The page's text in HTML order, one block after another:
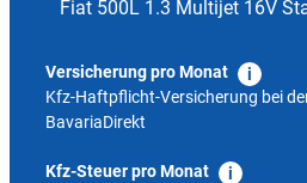
Fiat 500L 1.3 Multijet 16V
Versicherung pro Monat
Kfz-Haftpflicht-Versicherung bei
BavariaDirekt
Kfz-Steuer pro Monat